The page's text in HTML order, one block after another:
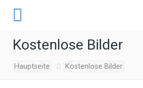
Kostenlose Bilder
Hauptseite Kostenlose Bilder